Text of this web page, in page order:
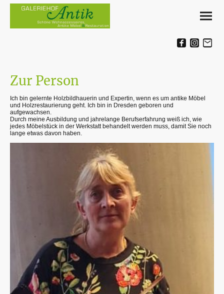
Zur Person
Ich bin gelernte Holzbildhauerin und Expertin, wenn es um antike Möbel
und Holzrestaurierung geht. Ich bin in Dresden geboren und
aufgewachsen.
Durch meine Ausbildung und jahrelange Berufserfahrung weiß ich, wie
jedes Möbelstück in der Werkstatt behandelt werden muss, damit Sie noch
lange etwas davon haben.